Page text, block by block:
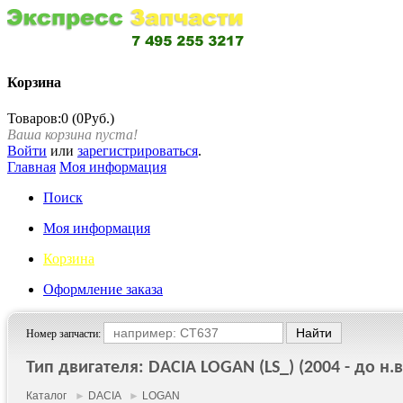
Корзина
Товаров:0 (0Руб.)
Ваша корзина пуста!
Войти или зарегистрироваться.
Главная Моя информация
Поиск
Моя информация
Корзина
Оформление заказа
Номер запчасти:
Тип двигателя: DACIA LOGAN (LS_) (2004 - до
Каталог ► DACIA► LOGAN